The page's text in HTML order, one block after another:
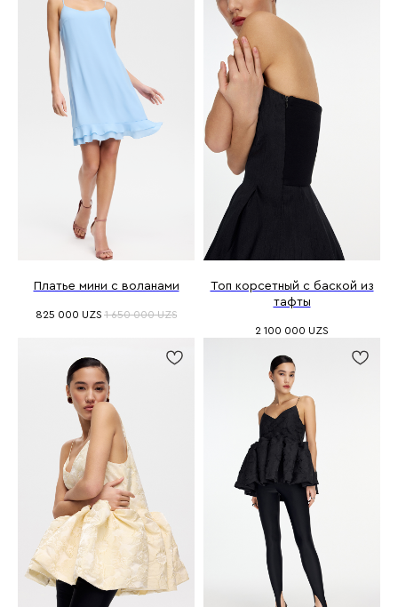
Платье мини с воланами
825 000 UZS 1 650 000 UZS
Топ корсетный с баской из
тафты
2 100 000 UZS